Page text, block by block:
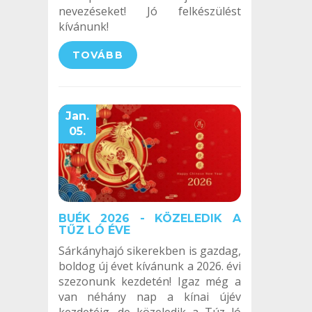
nevezéseket! Jó felkészülést
kívánunk!
TOVÁBB
Jan.
05.
BUÉK 2026 - KÖZELEDIK A
TŰZ LÓ ÉVE
Sárkányhajó sikerekben is gazdag,
boldog új évet kívánunk a 2026. évi
szezonunk kezdetén! Igaz még a
van néhány nap a kínai újév